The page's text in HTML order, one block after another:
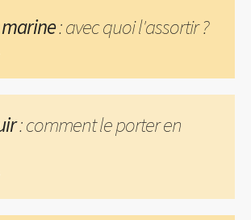
: avec quoi l'assortir ?
: comment le porter en